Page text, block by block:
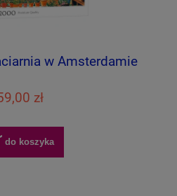
w Amsterdamie
zł
do koszyka